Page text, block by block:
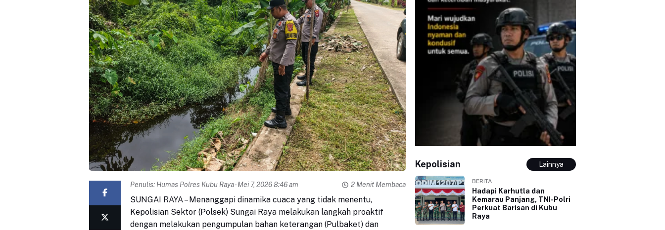
Penulis: Humas Polres Kubu Raya- Mei 7, 2026 8:46 am 2 Menit Membaca
SUNGAI RAYA – Menanggapi dinamika cuaca yang tidak menentu,
Kepolisian Sektor (Polsek) Sungai Raya melakukan langkah proaktif
dengan melakukan pengumpulan bahan keterangan (Pulbaket) dan
Kepolisian Lainnya
BERITA
Hadapi Karhutla dan
Kemarau Panjang, TNI-Polri
Perkuat Barisan di Kubu
Raya